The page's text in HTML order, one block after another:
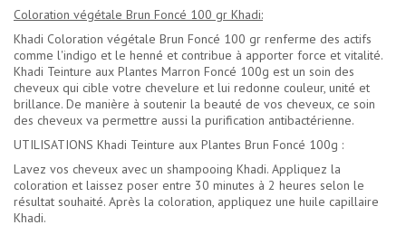
Coloration végétale Brun Foncé 100 gr Khadi:
Khadi Coloration végétale Brun Foncé 100 gr renferme des actifs
comme l'indigo et le henné et contribue à apporter force et vitalité.
Khadi Teinture aux Plantes Marron Foncé 100g est un soin des
cheveux qui cible votre chevelure et lui redonne couleur, unité et
brillance. De manière à soutenir la beauté de vos cheveux, ce soin
des cheveux va permettre aussi la purification antibactérienne.
UTILISATIONS Khadi Teinture aux Plantes Brun Foncé 100g :
Lavez vos cheveux avec un shampooing Khadi. Appliquez la
coloration et laissez poser entre 30 minutes à 2 heures selon le
résultat souhaité. Après la coloration, appliquez une huile capillaire
Khadi.